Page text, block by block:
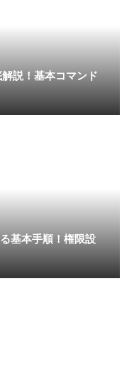
説！基本コマンド
基本手順！権限設